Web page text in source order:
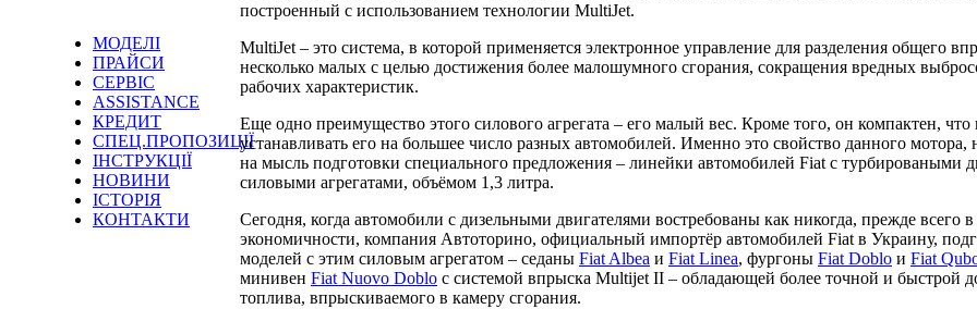
МОДЕЛІ
ПРАЙСИ
СЕРВІС
ASSISTANCE
КРЕДИТ
СПЕЦ.ПРОПОЗИЦІЇ
ІНСТРУКЦІЇ
НОВИНИ
ІСТОРІЯ
КОНТАКТИ
построенный с использованием технологии MultiJet.
MultiJet – это система, в которой применяется электронное управление для разделения общего
несколько малых с целью достижения более малошумного сгорания, сокращения вредных
рабочих характеристик.
Еще одно преимущество этого силового агрегата – его малый вес. Кроме того, он компактен, что
устанавливать его на большее число разных автомобилей. Именно это свойство данного мотора,
на мысль подготовки специального предложения – линейки автомобилей Fiat с турбироваными
силовыми агрегатами, объёмом 1,3 литра.
Сегодня, когда автомобили с дизельными двигателями востребованы как никогда, прежде всего
экономичности, компания Автоторино, официальный импортёр автомобилей Fiat в Украину,
моделей с этим силовым агрегатом – седаны Fiat Albea и Fiat Linea, фургоны Fiat Doblo и Fiat
минивен Fiat Nuovo Doblo с системой впрыска Multijet II – обладающей более точной и быстрой
топлива, впрыскиваемого в камеру сгорания.